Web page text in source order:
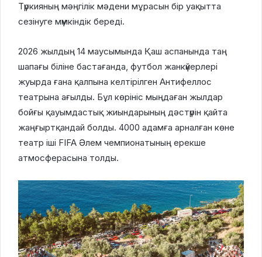
Түркияның мәңгілік мәдени мұрасын бір уақытта
сезінуге мүмкіндік береді.
2026 жылдың 14 маусымында Қаш аспанында таң
шапағы біліне бастағанда, футбол жанкүйерлері
жуырда ғана қалпына келтірілген Антифеллос
театрына ағылды. Бұл көрініс мыңдаған жылдар
бойғы қауымдастық жиындарының дәстүрін қайта
жаңғыртқандай болды. 4000 адамға арналған көне
театр іші FIFA Әлем чемпионатының ерекше
атмосферасына толды.